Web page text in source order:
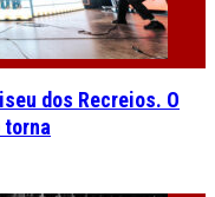
dos Recreios. O